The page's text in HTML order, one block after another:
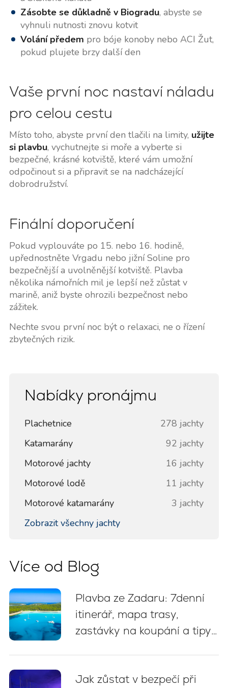
Zásobte se důkladně v Biogradu, abyste se
vyhnuli nutnosti znovu kotvit
Volání předem pro bóje konoby nebo ACI Žut,
pokud plujete brzy další den
Vaše první noc nastaví náladu
pro celou cestu
Místo toho, abyste první den tlačili na limity, užijte
si plavbu, vychutnejte si moře a vyberte si
bezpečné, krásné kotviště, které vám umožní
odpočinout si a připravit se na nadcházející
dobrodružství.
Finální doporučení
Pokud vyplouváte po 15. nebo 16. hodině,
upřednostněte Vrgadu nebo jižní Soline pro
bezpečnější a uvolněnější kotviště. Plavba
několika námořních mil je lepší než zůstat v
marině, aniž byste ohrozili bezpečnost nebo
zážitek.
Nechte svou první noc být o relaxaci, ne o řízení
zbytečných rizik.
Nabídky pronájmu
Plachetnice
278 jachty
Katamarány
92 jachty
Motorové jachty
16 jachty
Motorové lodě
11 jachty
Motorové katamarány
3 jachty
Zobrazit všechny jachty
Více od Blog
Plavba ze Zadaru: 7denní
itinerář, mapa trasy,
zastávky na koupání a tipy
Jak zůstat v bezpečí při